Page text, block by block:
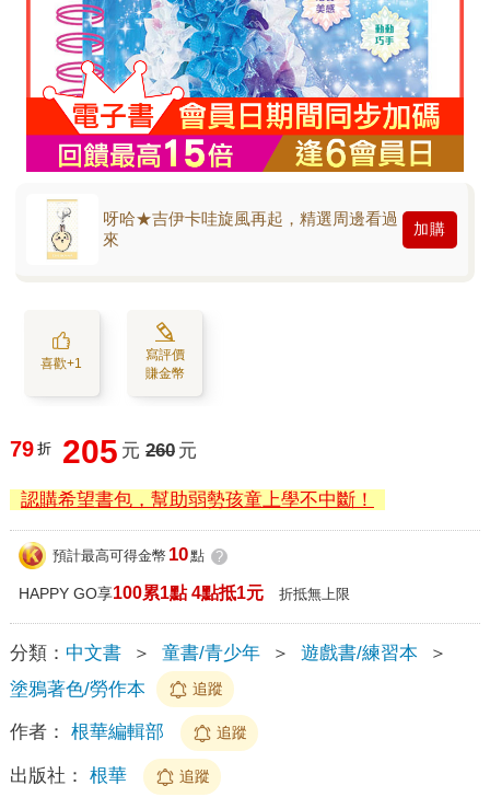
呀哈★吉伊卡哇旋風再起，精選周邊看過
來
加購
喜歡+1
寫評價
賺金幣
79 折 205 元 260 元
認購希望書包，幫助弱勢孩童上學不中斷！
預計最高可得金幣 10點 ?
HAPPY GO享100累1點 4點抵1元 折抵無上限
分類： 中文書 ＞ 童書/青少年 ＞ 遊戲書/練習本
＞
塗鴉著色/勞作本
追蹤
作者： 根華編輯部 追蹤
出版社： 根華 追蹤